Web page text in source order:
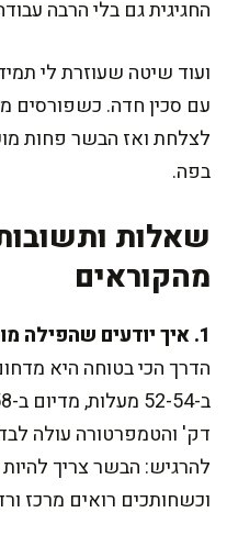
החגיגית גם בלי הרבה
ועוד שיטה שעוזרת לי
עם סכין חדה. כשפורסים
לצלחת ואז הבשר פחות
בפה.
שאלות
מהקוראים
1. איך יודעים שהפילה מוכן בלי לייבש אותו?
הדרך הכי בטוחה היא
דק' והטמפרטורה עולה
להרגיש: הבשר צריך
וכשחותכים רואים מרכז